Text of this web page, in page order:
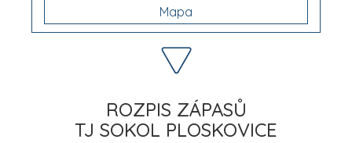
Mapa
ROZPIS ZÁPASŮ
TJ SOKOL PLOSKOVICE